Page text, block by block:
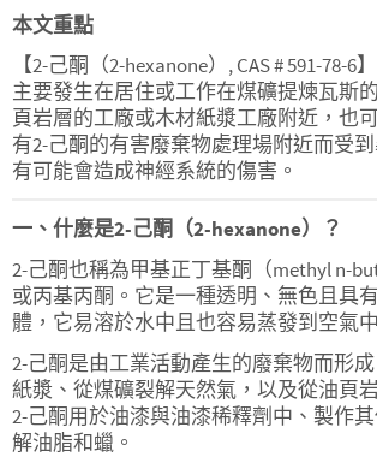
本文重點
【2-己酮（2-hexanone）, CAS # 591-78-
主要發生在居住或工作在煤礦提煉瓦斯
頁岩層的工廠或木材紙漿工廠附近，也
有2-己酮的有害廢棄物處理場附近而受
有可能會造成神經系統的傷害。
一、什麼是2-己酮（2-hexanone）？
2-己酮也稱為甲基正丁基酮（methyl n-
或丙基丙酮。它是一種透明、無色且具
體，它易溶於水中且也容易蒸發到空氣
2-己酮是由工業活動產生的廢棄物而形
紙漿、從煤礦裂解天然氣，以及從油頁
2-己酮用於油漆與油漆稀釋劑中、製作
解油脂和蠟。